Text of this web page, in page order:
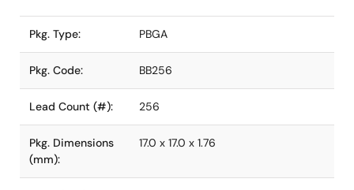
Pkg. Type: PBGA
Pkg. Code: BB256
Lead Count (#): 256
Pkg. Dimensions
(mm):
17.0 x 17.0 x 1.76